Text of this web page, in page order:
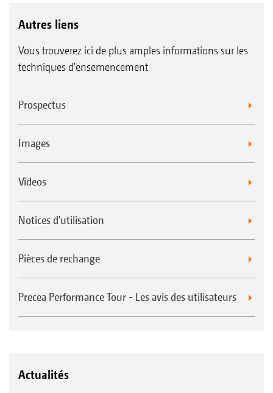
Autres liens
Vous trouverez ici de plus amples informations sur les
techniques d'ensemencement
Prospectus
Images
Videos
Notices d'utilisation
Pièces de rechange
Precea Performance Tour - Les avis des utilisateurs
Actualités